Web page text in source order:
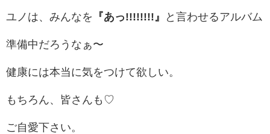
ユノは、みんなを 『あっ!!!!!!!!』 と言わせるアルバム
準備中だろうなぁ〜
健康には本当に気をつけて欲しい。
もちろん、皆さんも♡
ご自愛下さい。